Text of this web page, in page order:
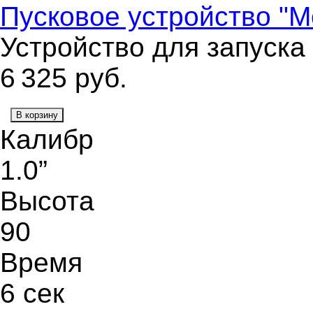
Пусковое устройство
Устройство для
6 325 руб.
В корзину
Калибр
1.0”
Высота
90
Время
6 сек